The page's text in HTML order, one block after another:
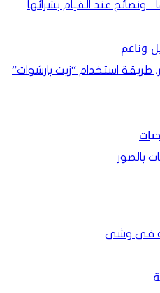
ونصائح عند القيام بشرائها
طريقة استخدام “زيت بارشوات”
فى وشى